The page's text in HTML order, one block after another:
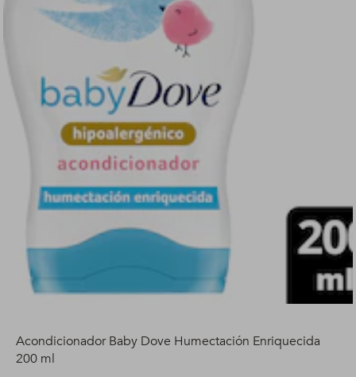
Acondicionador Baby Dove Humectación Enriquecida
200 ml